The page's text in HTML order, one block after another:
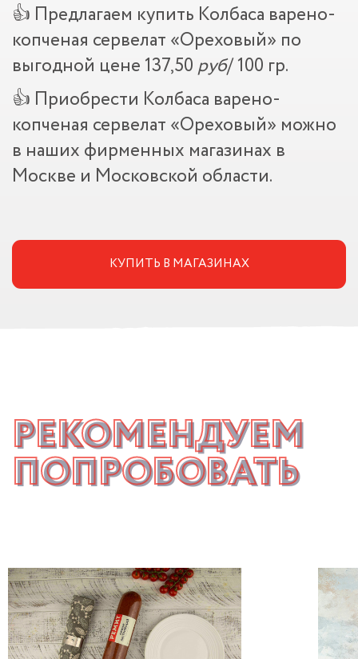
👍 Предлагаем купить Колбаса варено-
копченая сервелат «Ореховый» по
выгодной цене 137,50 руб/ 100 гр.
👍 Приобрести Колбаса варено-
копченая сервелат «Ореховый» можно
в наших фирменных магазинах в
Москве и Московской области.
КУПИТЬ В МАГАЗИНАХ
РЕКОМЕНДУЕМ
ПОПРОБОВАТЬ